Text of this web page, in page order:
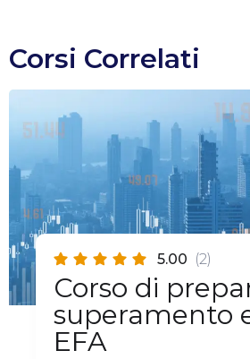
Corsi Correlati
5.00 (2)
Corso di
superamento
EFA